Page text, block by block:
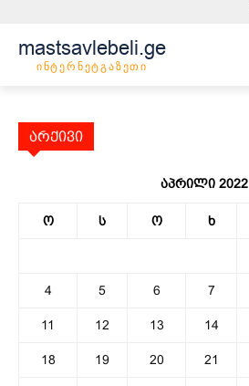
mastsavlebeli.ge
ინტერნეტგაზეთი
არქივი
აპრილი 2022
ო ს ო ხ
4 5 6 7
11 12 13 14
18 19 20 21